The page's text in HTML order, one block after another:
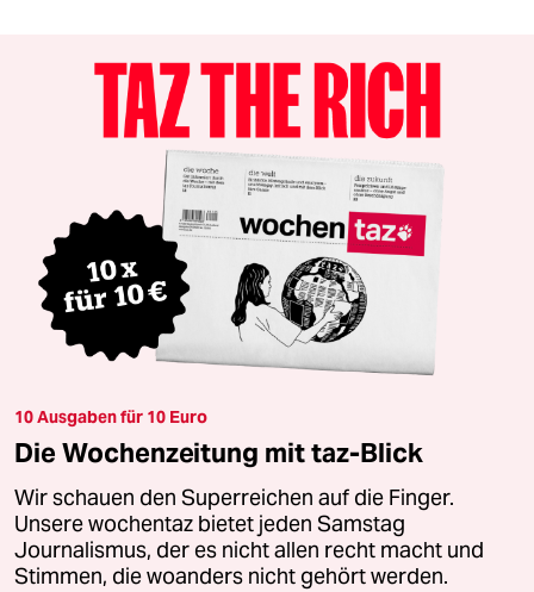
10 Ausgaben für 10 Euro
Die Wochenzeitung mit taz-Blick
Wir schauen den Superreichen auf die Finger.
Unsere wochentaz bietet jeden Samstag
Journalismus, der es nicht allen recht macht und
Stimmen, die woanders nicht gehört werden.